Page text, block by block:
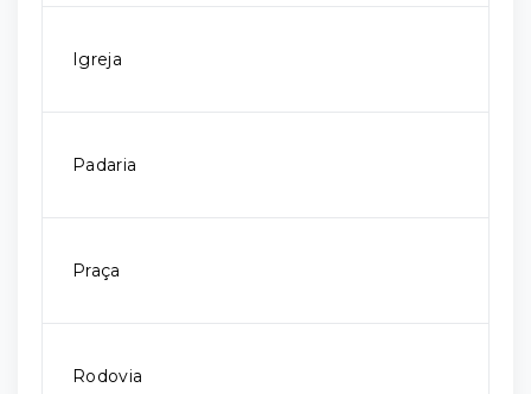
Igreja
Padaria
Praça
Rodovia